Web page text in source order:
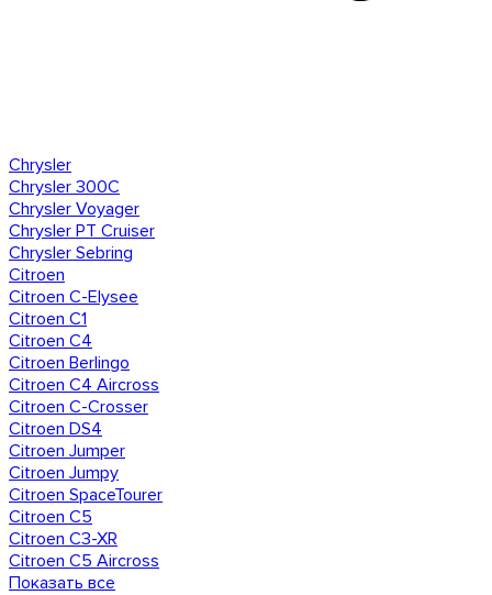
Chrysler
Chrysler 300C
Chrysler Voyager
Chrysler PT Cruiser
Chrysler Sebring
Citroen
Citroen C-Elysee
Citroen C1
Citroen C4
Citroen Berlingo
Citroen C4 Aircross
Citroen C-Crosser
Citroen DS4
Citroen Jumper
Citroen Jumpy
Citroen SpaceTourer
Citroen C5
Citroen C3-XR
Citroen C5 Aircross
Показать все